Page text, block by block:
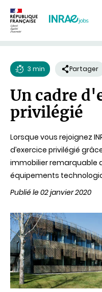
de
lecture
3 min Partager
Un cadre
privilégié
Lorsque vous rejoignez
d’exercice privilégié
immobilier remarquable
équipements
Publié le 02 janvier 2020